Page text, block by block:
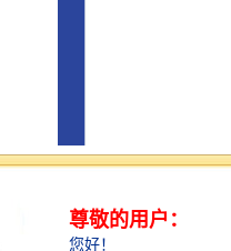
此外，紧靠“黄金水道”